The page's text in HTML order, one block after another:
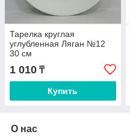
Тарелка круглая
углубленная Ляган №12
30 см
1 010 ₸
Купить
О нас